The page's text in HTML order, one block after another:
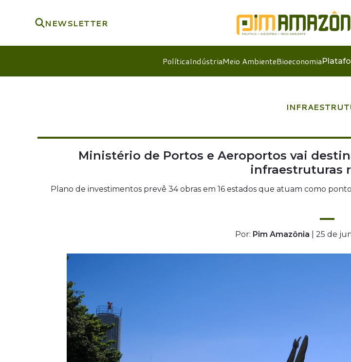
NEWSLETTER
PolíticaIndústriaMeio AmbienteBioeconomia
Ministério de Portos e Aeroportos vai
infraestruturas
Plano de investimentos prevê 34 obras em 16 estados que atuam como
Por: Pim Amazônia | 25 de